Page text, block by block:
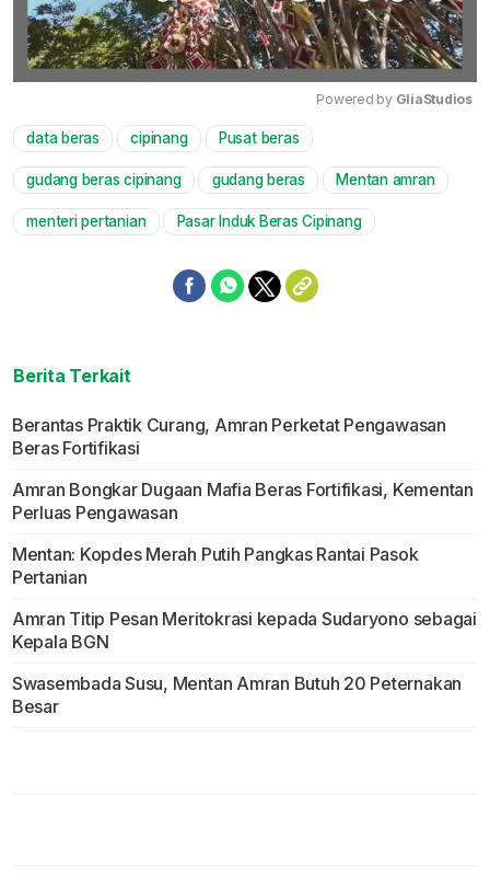
Powered by GliaStudios
data beras cipinang Pusat beras
gudang beras cipinang gudang beras Mentan amran
menteri pertanian Pasar Induk Beras Cipinang
Berita Terkait
Berantas Praktik Curang, Amran Perketat Pengawasan
Beras Fortifikasi
Amran Bongkar Dugaan Mafia Beras Fortifikasi, Kementan
Perluas Pengawasan
Mentan: Kopdes Merah Putih Pangkas Rantai Pasok
Pertanian
Amran Titip Pesan Meritokrasi kepada Sudaryono sebagai
Kepala BGN
Swasembada Susu, Mentan Amran Butuh 20 Peternakan
Besar